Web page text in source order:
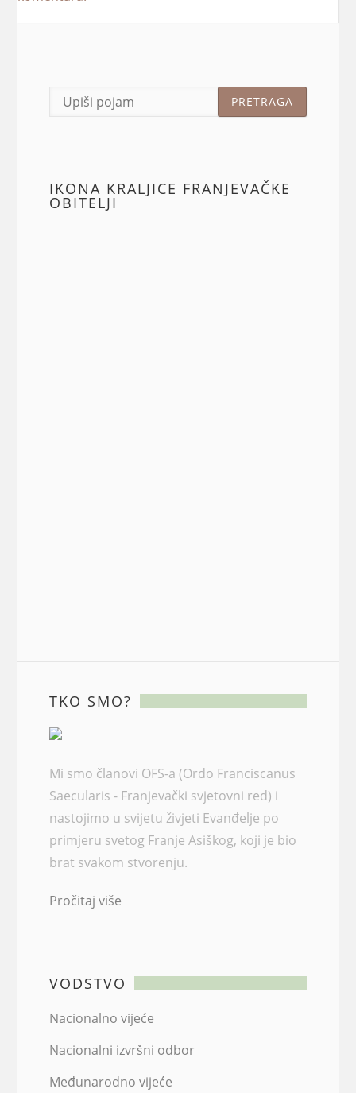
IKONA KRALJICE FRANJEVAČKE
OBITELJI
TKO SMO?
Mi smo članovi OFS-a (Ordo Franciscanus
Saecularis - Franjevački svjetovni red) i
nastojimo u svijetu živjeti Evanđelje po
primjeru svetog Franje Asiškog, koji je bio
brat svakom stvorenju.
Pročitaj više
VODSTVO
Nacionalno vijeće
Nacionalni izvršni odbor
Međunarodno vijeće